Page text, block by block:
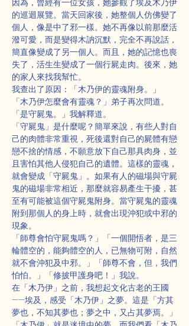
因為，曾經有一位女孩，她參觀了埃及木乃伊
的巡迴展覽。當天回家後，她整個人仿佛變了
個人，像是中了邪一樣。她不再像以前那麼活
潑可愛，而是變得木訥沉默，完全不再說話，
簡直像變成了另一個人。而且，她的記憶也喪
失了，活生生變成了一個行屍走肉。後來，她
的家人來找我幫忙。
我查出了原因：「木乃伊的靈魂附身。」
「木乃伊怎麼會有靈魂？」弟子再次問道。
「是守屍鬼。」我解釋道。
「守屍鬼」是什麼呢？簡單來說，有些人對自
己的肉體非常重視，死後還對自己的屍體有戀
戀不捨的情感，不願意放下自己那具肉身，並
且害怕其他人侵犯自己的遺體。這樣的靈魂，
就會變成「守屍鬼」。如果有人的磁場與守屍
鬼的磁場非常相近，那麼就容易產生干擾，甚
至有可能被這個守屍鬼附身。當守屍鬼的靈魂
附到那個人的身上時，就會出現沖犯或中邪的
現象。
「師尊會怕守屍鬼嗎？」「一個開悟者，是三
輪體空的，能夠體空的人，已無物可附，自然
就不會沖犯及中邪。」「師尊不會，但，我們
怕怕。」「修披甲護身吧！」我說。
在「木乃伊」之前，我想起文化古老的王國
——埃及，感受「木乃伊」之夢。這是「方其
夢也，不知其夢也；夢之中，又占其夢焉。」